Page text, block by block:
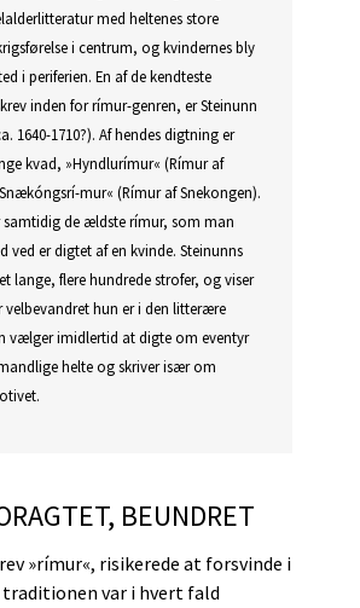
med heltenes store
i centrum, og kvindernes bly
i periferien. En af de kendteste
inden for rímur-genren, er Steinunn
1640-1710?). Af hendes digtning er
kvad, »Hyndlurímur« (Rímur af
mur« (Rímur af Snekongen).
samtidig de ældste rímur, som man
ved er digtet af en kvinde. Steinunns
lange, flere hundrede strofer, og viser
hun er i den litterære
vælger imidlertid at digte om eventyr
helte og skriver især om
BEUNDRET
»rímur«, risikerede at forsvinde i
var i hvert fald